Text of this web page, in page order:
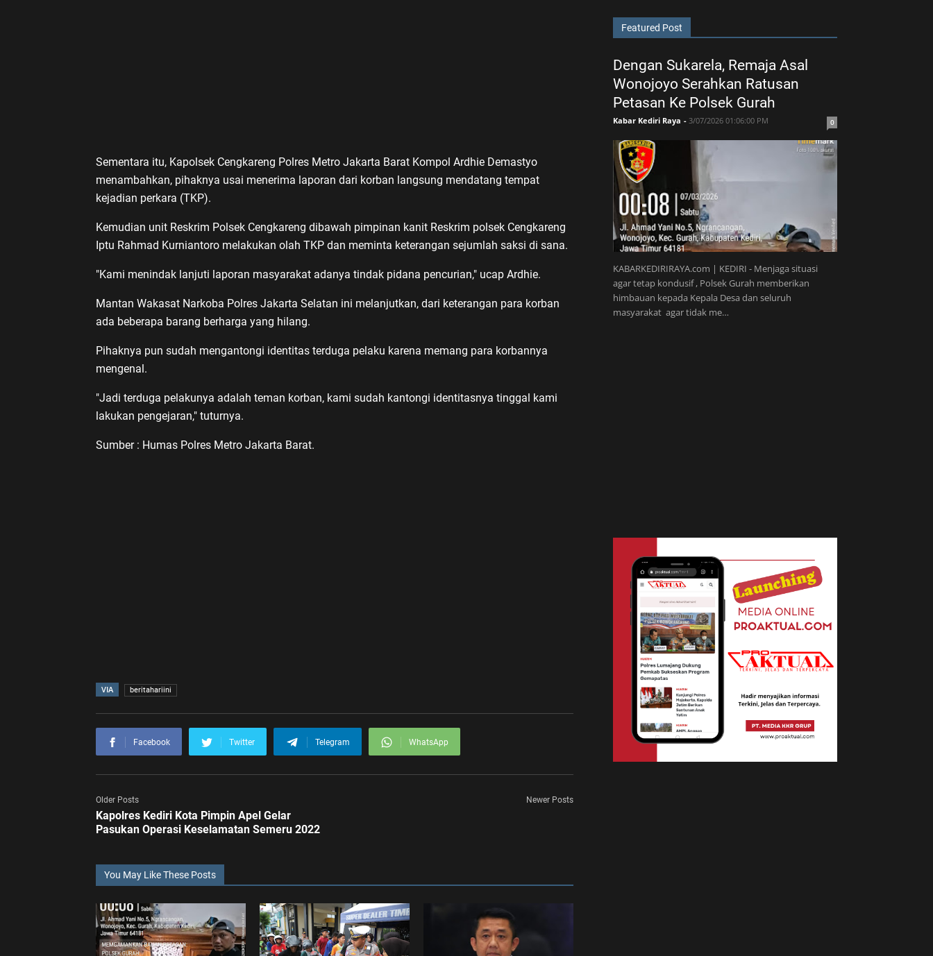
Sementara itu, Kapolsek Cengkareng Polres Metro Jakarta Barat Kompol Ardhie Demastyo
menambahkan, pihaknya usai menerima laporan dari korban langsung mendatang tempat
kejadian perkara (TKP).
Kemudian unit Reskrim Polsek Cengkareng dibawah pimpinan kanit Reskrim polsek Cengkareng
Iptu Rahmad Kurniantoro melakukan olah TKP dan meminta keterangan sejumlah saksi di sana.
"Kami menindak lanjuti laporan masyarakat adanya tindak pidana pencurian," ucap Ardhie.
Mantan Wakasat Narkoba Polres Jakarta Selatan ini melanjutkan, dari keterangan para korban
ada beberapa barang berharga yang hilang.
Pihaknya pun sudah mengantongi identitas terduga pelaku karena memang para korbannya
mengenal.
"Jadi terduga pelakunya adalah teman korban, kami sudah kantongi identitasnya tinggal kami
lakukan pengejaran," tuturnya.
Sumber : Humas Polres Metro Jakarta Barat.
VIA beritahariini
Facebook Twitter Telegram WhatsApp
Older Posts
Kapolres Kediri Kota Pimpin Apel Gelar
Pasukan Operasi Keselamatan Semeru 2022
Newer Posts
You May Like These Posts
Featured Post
Dengan Sukarela, Remaja Asal
Wonojoyo Serahkan Ratusan
Petasan Ke Polsek Gurah
Kabar Kediri Raya - 3/07/2026 01:06:00 PM 0
KABARKEDIRIRAYA.com | KEDIRI - Menjaga situasi
agar tetap kondusif , Polsek Gurah memberikan
himbauan kepada Kepala Desa dan seluruh
masyarakat agar tidak me…